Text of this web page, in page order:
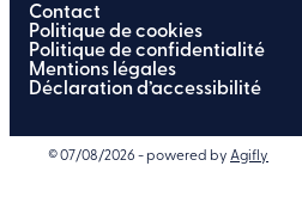
Contact
Politique de cookies
Politique de confidentialité
Mentions légales
Déclaration d’accessibilité
© 07/08/2026 - powered by Agifly